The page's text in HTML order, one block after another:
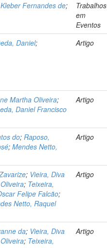
Fernandes de;
Trabalhos
em
Eventos
Daniel;
Artigo
Martha Oliveira;
Daniel Francisco
Artigo
do;Raposo,
;Mendes Netto,
Artigo
; Vieira, Diva
; Teixeira,
Felipe Falcão;
Netto, Raquel
Artigo
da; Vieira, Diva
; Teixeira,
Artigo